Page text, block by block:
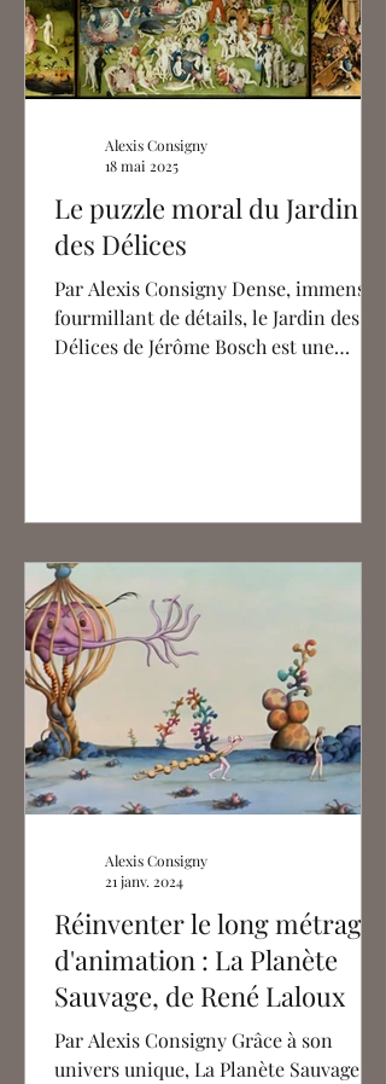
Le puzzle moral du Jardin
des Délices
Par Alexis Consigny Dense, immense,
fourmillant de détails, le Jardin des
Délices de Jérôme Bosch est une
Alexis Consigny
18 mai 2025
Réinventer le long métrage
d'animation : La Planète
Sauvage, de René Laloux
Par Alexis Consigny Grâce à son
univers unique, La Planète Sauvage
Alexis Consigny
21 janv. 2024